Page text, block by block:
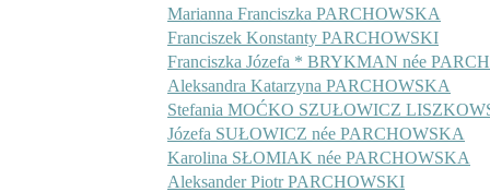
Marianna Franciszka PARCHOWSKA
Franciszek Konstanty PARCHOWSKI
Franciszka Józefa * BRYKMAN née
Aleksandra Katarzyna PARCHOWSKA
Stefania MOĆKO SZUŁOWICZ
Józefa SUŁOWICZ née PARCHOWSKA
Karolina SŁOMIAK née PARCHOWSKA
Aleksander Piotr PARCHOWSKI